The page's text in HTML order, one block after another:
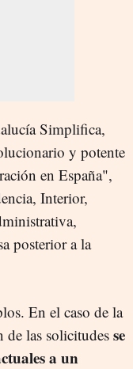
Simplifica,
y potente
en España",
Interior,
posterior a la
En el caso de la
de las solicitudesse
a un